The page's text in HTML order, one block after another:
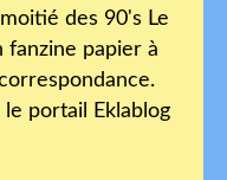
des 90's Le
papier à
le portail Eklablog